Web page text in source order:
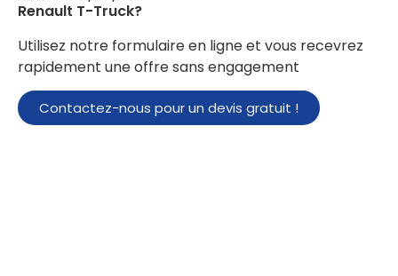
Renault T-Truck?
Utilisez notre formulaire en ligne et vous recevrez
rapidement une offre sans engagement
Contactez-nous pour un devis gratuit !